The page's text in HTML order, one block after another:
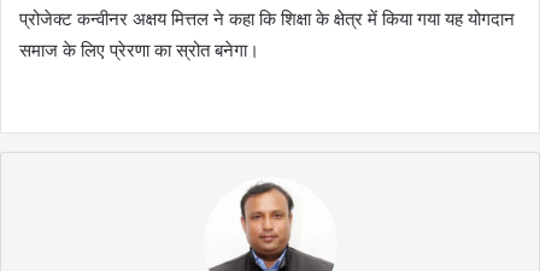
प्रोजेक्ट कन्वीनर अक्षय मित्तल ने कहा कि शिक्षा के क्षेत्र में किया गया यह योगदान
समाज के लिए प्रेरणा का स्रोत बनेगा।